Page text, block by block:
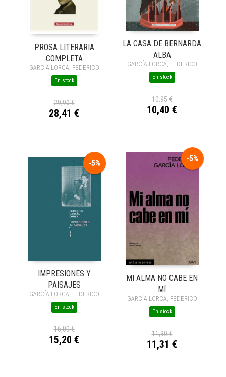
PROSA LITERARIA
COMPLETA
GARCÍA LORCA, FEDERICO
En stock
29,90 €
28,41 €
LA CASA DE BERNARDA
ALBA
GARCÍA LORCA, FEDERICO
En stock
10,95 €
10,40 €
-5%
IMPRESIONES Y
PAISAJES
GARCÍA LORCA, FEDERICO
En stock
16,00 €
15,20 €
-5%
MI ALMA NO CABE EN
MÍ
GARCÍA LORCA, FEDERICO
En stock
11,90 €
11,31 €